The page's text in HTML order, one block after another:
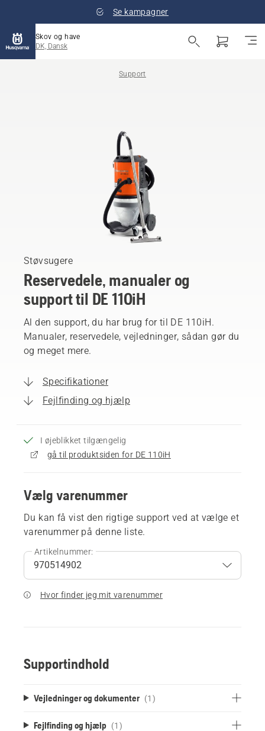
Se kampagner
Skov og have
DK, Dansk
Support
Støvsugere
Reservedele, manualer og
support til DE 110iH
Al den support, du har brug for til DE 110iH.
Manualer, reservedele, vejledninger, sådan gør du
og meget mere.
Specifikationer
Fejlfinding og hjælp
I øjeblikket tilgængelig
gå til produktsiden for DE 110iH
Vælg varenummer
Du kan få vist den rigtige support ved at vælge et
varenummer på denne liste.
Artikelnummer:
Hvor finder jeg mit varenummer
Supportindhold
Vejledninger og dokumenter (1)
Fejlfinding og hjælp (1)